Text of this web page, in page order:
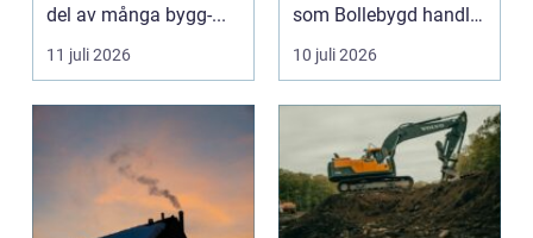
del av många bygg-...
11 juli 2026
som Bollebygd handlar
yrket lika ...
10 juli 2026